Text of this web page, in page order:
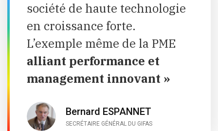
société de haute technologie
en croissance forte.
L’exemple même de la PME
alliant performance et
management innovant »
Bernard ESPANNET
SECRÉTAIRE GÉNÉRAL DU GIFAS